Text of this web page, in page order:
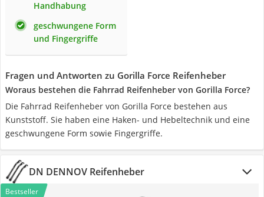
Handhabung
geschwungene Form
und Fingergriffe
Fragen und Antworten zu Gorilla Force Reifenheber
Woraus bestehen die Fahrrad Reifenheber von Gorilla Force?
Die Fahrrad Reifenheber von Gorilla Force bestehen aus
Kunststoff. Sie haben eine Haken- und Hebeltechnik und eine
geschwungene Form sowie Fingergriffe.
DN DENNOV Reifenheber
Bestseller